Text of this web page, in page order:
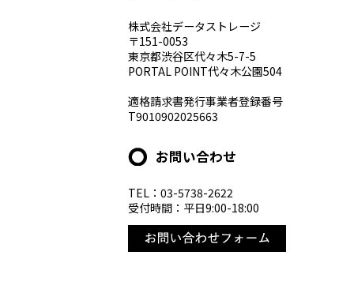
株式会社データストレージ
〒151-0053
東京都渋谷区代々木5-7-5
PORTAL POINT代々木公園504
適格請求書発行事業者登録番号
T9010902025663
お問い合わせ
TEL：03-5738-2622
受付時間：平日9:00-18:00